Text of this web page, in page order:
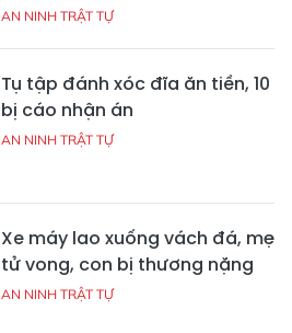
AN NINH TRẬT TỰ
Tụ tập đánh xóc đĩa ăn tiền, 10
bị cáo nhận án
AN NINH TRẬT TỰ
Xe máy lao xuống vách đá, mẹ
tử vong, con bị thương nặng
AN NINH TRẬT TỰ